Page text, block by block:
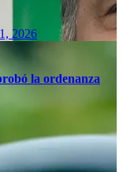
2026
la ordenanza